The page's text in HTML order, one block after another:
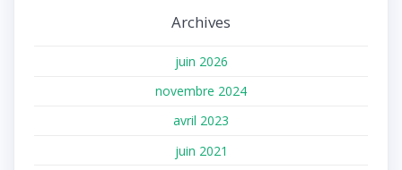
Archives
juin 2026
novembre 2024
avril 2023
juin 2021